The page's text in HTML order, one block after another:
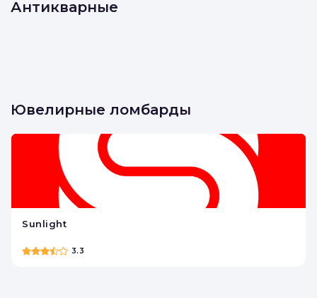
Антикварные
Ювелирные ломбарды
Sunlight
3.3